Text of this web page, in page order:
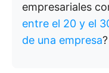
empresariales
entre el 20 y el
de una empresa?